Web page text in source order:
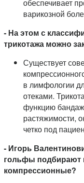
обеспечивает
варикозной
- На этом с
трикотажа можно
Существует
в лимфологии
отеками.
функцию
растяжимости,
четко под
- Игорь
гольфы подбирают
компрессионные?